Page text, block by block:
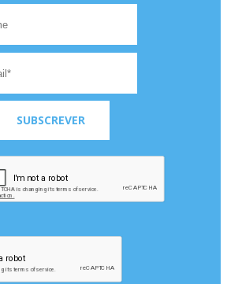
SUBSCREVER